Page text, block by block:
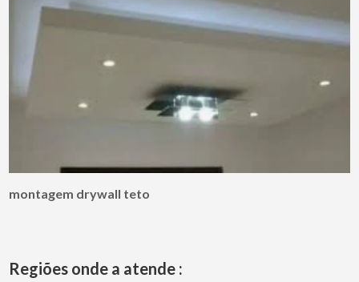
montagem drywall teto
Regiões onde a atende :